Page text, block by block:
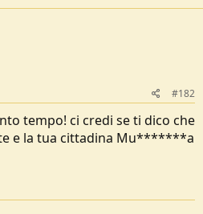
#182
tempo! ci credi se ti dico che
e la tua cittadina Mu*******a